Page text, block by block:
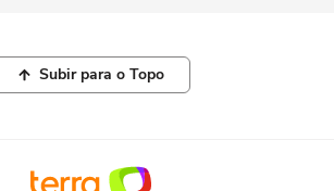
Subir para o Topo